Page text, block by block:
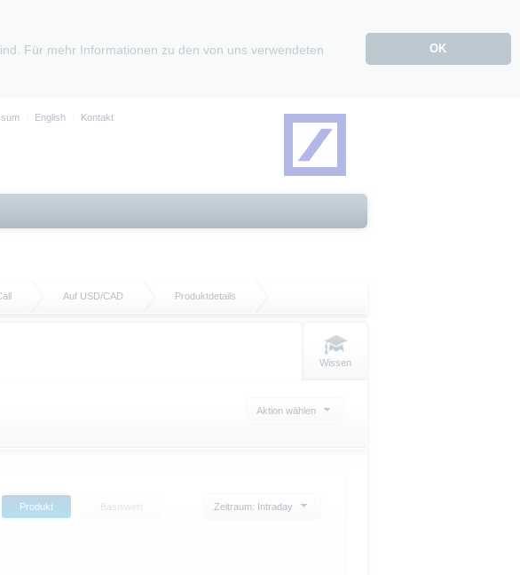
Für mehr Informationen zu den von uns verwendeten
OK
English Kontakt
Auf USD/CAD Produktdetails
Wissen
Aktion wählen
Produkt Basiswert Zeitraum: Intraday